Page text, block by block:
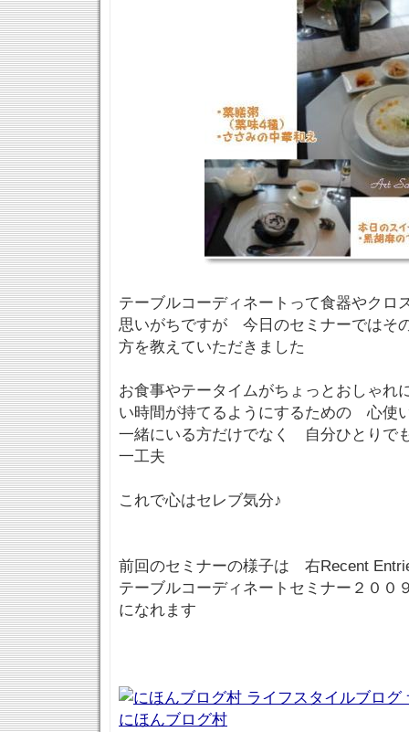
テーブルコーディネートって食器やクロ
思いがちですが 今日のセミナーではそ
方を教えていただきました
お食事やテータイムがちょっとおしゃ
い時間が持てるようにするための 心使
一緒にいる方だけでなく 自分ひとりで
一工夫
これで心はセレブ気分♪
前回のセミナーの様子は 右Recent
テーブルコーディネートセミナー２００
になれます
にほんブログ村